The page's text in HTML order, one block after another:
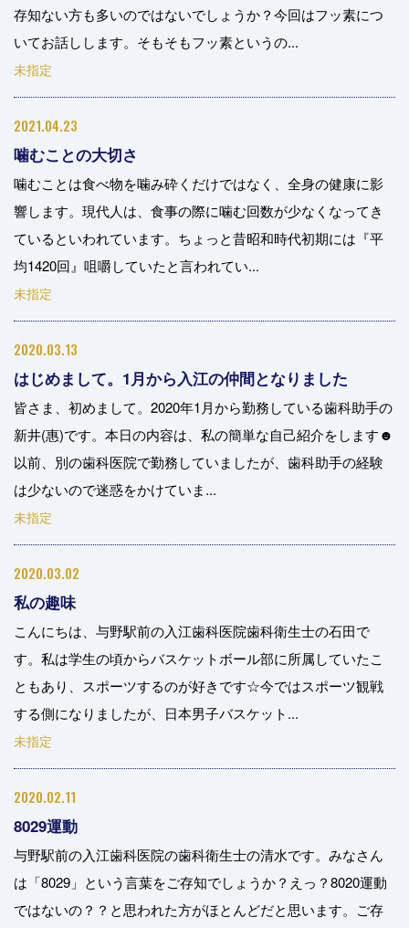
存知ない方も多いのではないでしょうか？今回はフッ素につ
いてお話しします。そもそもフッ素というの...
未指定
2021.04.23
噛むことの大切さ
噛むことは食べ物を噛み砕くだけではなく、全身の健康に影
響します。現代人は、食事の際に噛む回数が少なくなってき
ているといわれています。ちょっと昔昭和時代初期には『平
均1420回』咀嚼していたと言われてい...
未指定
2020.03.13
はじめまして。1月から入江の仲間となりました
皆さま、初めまして。2020年1月から勤務している歯科助手の
新井(惠)です。本日の内容は、私の簡単な自己紹介をします☻
以前、別の歯科医院で勤務していましたが、歯科助手の経験
は少ないので迷惑をかけていま...
未指定
2020.03.02
私の趣味
こんにちは、与野駅前の入江歯科医院歯科衛生士の石田で
す。私は学生の頃からバスケットボール部に所属していたこ
ともあり、スポーツするのが好きです☆今ではスポーツ観戦
する側になりましたが、日本男子バスケット...
未指定
2020.02.11
8029運動
与野駅前の入江歯科医院の歯科衛生士の清水です。みなさん
は「8029」という言葉をご存知でしょうか？えっ？8020運動
ではないの？？と思われた方がほとんどだと思います。ご存